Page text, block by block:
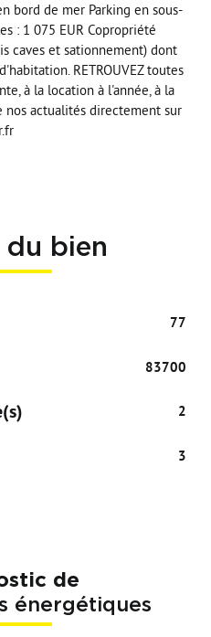
bord de mer Parking en sous-
: 1 075 EUR Copropriété
caves et sationnement) dont
RETROUVEZ toutes
à la location à l'année, à la
nos actualités directement sur
du bien
77
83700
2
3
de
énergétiques